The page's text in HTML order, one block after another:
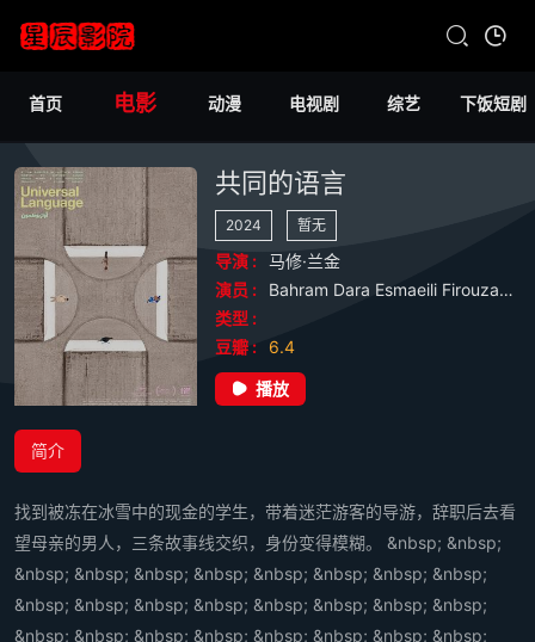
首页 电影 动漫 电视剧 综艺 下饭短剧
共同的语言
2024 暂无
导演 :
马修·兰金
演员 :
Bahram Dara Esmaeili Firouzabadi
类型 :
豆瓣 :
6.4
播放
简介
找到被冻在冰雪中的现金的学生，带着迷茫游客的导游，辞职后去看
望母亲的男人，三条故事线交织，身份变得模糊。 &nbsp; &nbsp;
&nbsp; &nbsp; &nbsp; &nbsp; &nbsp; &nbsp; &nbsp; &nbsp;
&nbsp; &nbsp; &nbsp; &nbsp; &nbsp; &nbsp; &nbsp; &nbsp;
&nbsp; &nbsp; &nbsp; &nbsp; &nbsp; &nbsp; &nbsp; &nbsp;